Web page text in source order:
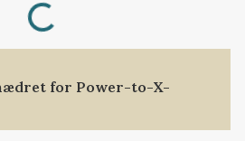
Loading...
for Power-to-X-